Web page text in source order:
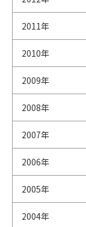
2011年
2010年
2009年
2008年
2007年
2006年
2005年
2004年